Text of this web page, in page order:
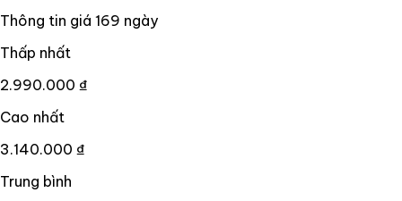
Thông tin giá 169 ngày
Thấp nhất
2.990.000 ₫
Cao nhất
3.140.000 ₫
Trung bình